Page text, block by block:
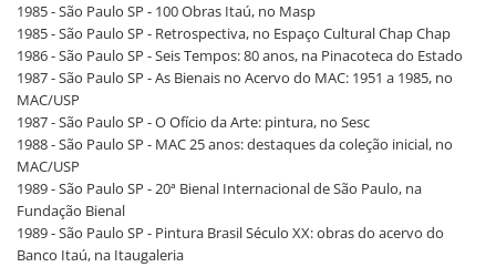
1985 - São Paulo SP - 100 Obras Itaú, no Masp
1985 - São Paulo SP - Retrospectiva, no Espaço Cultural Chap Chap
1986 - São Paulo SP - Seis Tempos: 80 anos, na Pinacoteca do Estado
1987 - São Paulo SP - As Bienais no Acervo do MAC: 1951 a 1985, no
MAC/USP
1987 - São Paulo SP - O Ofício da Arte: pintura, no Sesc
1988 - São Paulo SP - MAC 25 anos: destaques da coleção inicial, no
MAC/USP
1989 - São Paulo SP - 20ª Bienal Internacional de São Paulo, na
Fundação Bienal
1989 - São Paulo SP - Pintura Brasil Século XX: obras do acervo do
Banco Itaú, na Itaugaleria